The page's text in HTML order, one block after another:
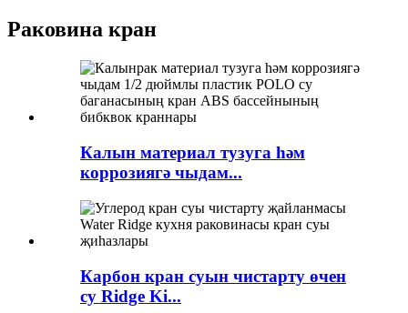
Раковина кран
Калын материал тузуга һәм
коррозиягә чыдам...
Карбон кран суын чистарту өчен
су Ridge Ki...